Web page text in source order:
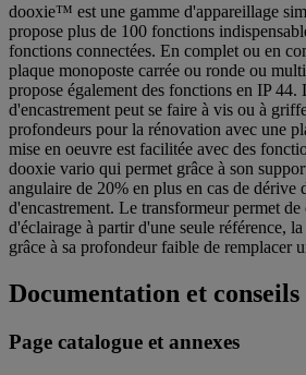
dooxie™ est une gamme d'appareillage
propose plus de 100 fonctions
fonctions connectées. En complet ou en
plaque monoposte carrée ou ronde ou
propose également des fonctions en IP
d'encastrement peut se faire à vis ou à
profondeurs pour la rénovation avec une
mise en oeuvre est facilitée avec des
dooxie vario qui permet grâce à son
angulaire de 20% en plus en cas de dérive
d'encastrement. Le transformeur permet
d'éclairage à partir d'une seule référence,
grâce à sa profondeur faible de remplacer
Documentation et conseils
Page catalogue et annexes